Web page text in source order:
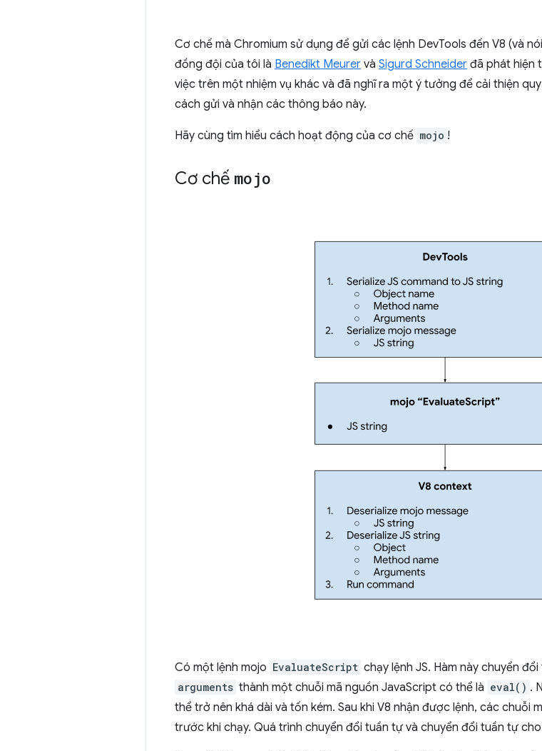
Cơ chế mà Chromium sử dụng để gửi các lệnh DevTools đến V8 (và
đồng đội của tôi là Benedikt Meurer và Sigurd Schneider đã phát hiện
việc trên một nhiệm vụ khác và đã nghĩ ra một ý tưởng để cải thiện
cách gửi và nhận các thông báo này.
Hãy cùng tìm hiểu cách hoạt động của cơ chế mojo !
Cơ chế mojo
Có một lệnh mojo EvaluateScript chạy lệnh JS. Hàm này chuyển
arguments thành một chuỗi mã nguồn JavaScript có thể là eval() .
thể trở nên khá dài và tốn kém. Sau khi V8 nhận được lệnh, các chuỗi
trước khi chạy. Quá trình chuyển đổi tuần tự và chuyển đổi tuần tự